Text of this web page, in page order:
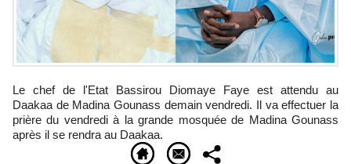
Le chef de l'Etat Bassirou Diomaye Faye est attendu au
Daakaa de Madina Gounass demain vendredi. Il va effectuer la
prière du vendredi à la grande mosquée de Madina Gounass
après il se rendra au Daakaa.